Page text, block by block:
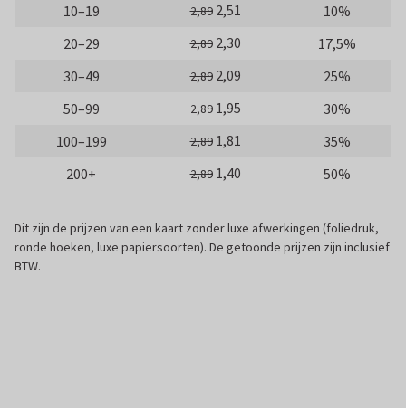
10–19
2,89 2,51
10%
20–29
2,89 2,30
17,5%
30–49
2,89 2,09
25%
50–99
2,89 1,95
30%
100–199
2,89 1,81
35%
200+
2,89 1,40 50%
Dit zijn de prijzen van een kaart zonder luxe afwerkingen (foliedruk,
ronde hoeken, luxe papiersoorten). De getoonde prijzen zijn inclusief
BTW.